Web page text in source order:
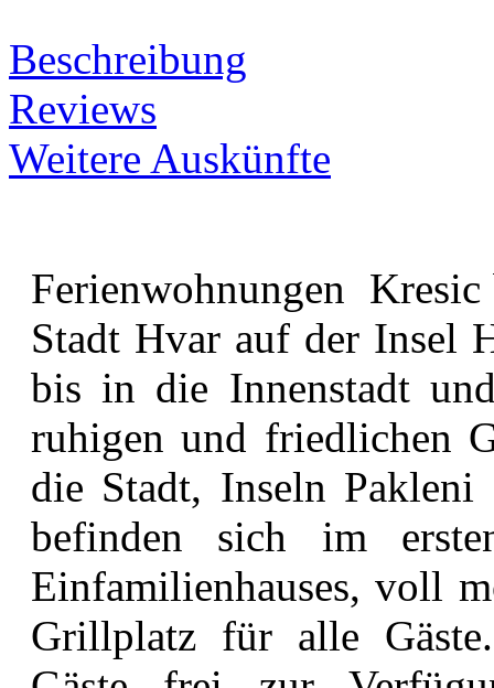
Beschreibung
Reviews
Weitere Auskünfte
Ferienwohnungen
Stadt Hvar auf der Insel
bis in die Innenstadt
ruhigen und friedlichen
die Stadt, Inseln
befinden sich im
Einfamilienhauses, voll
Grillplatz für alle